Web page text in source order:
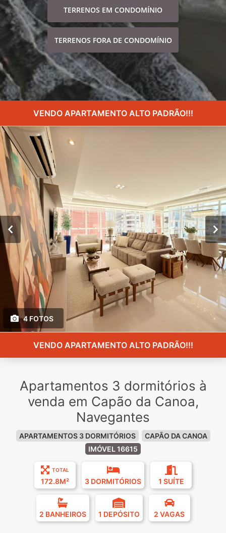
TERRENOS EM CONDOMÍNIO
TERRENOS FORA DE CONDOMÍNIO
VENDO APARTAMENTO ALTO PADRÃO!!!
4 FOTOS
VENDO APARTAMENTO ALTO PADRÃO!!!
Apartamentos 3 dormitórios à
venda em Capão da Canoa,
Navegantes
APARTAMENTOS 3 DORMITÓRIOS
CAPÃO DA CANOA
IMÓVEL 16615
TOTAL
172.8M² 3 DORMITÓRIOS 1 SUÍTE
2 BANHEIROS 1 DEPÓSITO 2 VAGAS